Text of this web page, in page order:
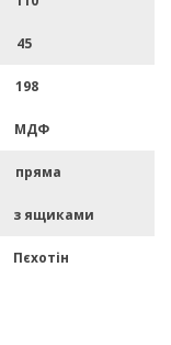
45
198
МДФ
пряма
з ящиками
Пєхотін